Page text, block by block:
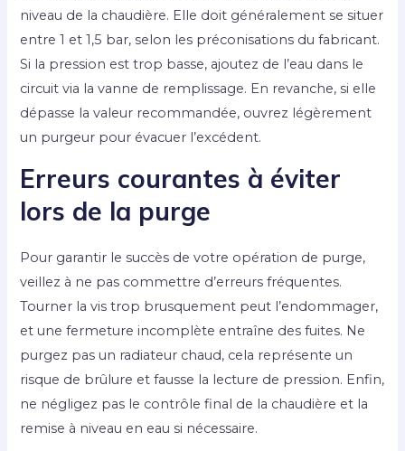
niveau de la chaudière. Elle doit généralement se situer
entre 1 et 1,5 bar, selon les préconisations du fabricant.
Si la pression est trop basse, ajoutez de l’eau dans le
circuit via la vanne de remplissage. En revanche, si elle
dépasse la valeur recommandée, ouvrez légèrement
un purgeur pour évacuer l’excédent.
Erreurs courantes à éviter
lors de la purge
Pour garantir le succès de votre opération de purge,
veillez à ne pas commettre d’erreurs fréquentes.
Tourner la vis trop brusquement peut l’endommager,
et une fermeture incomplète entraîne des fuites. Ne
purgez pas un radiateur chaud, cela représente un
risque de brûlure et fausse la lecture de pression. Enfin,
ne négligez pas le contrôle final de la chaudière et la
remise à niveau en eau si nécessaire.